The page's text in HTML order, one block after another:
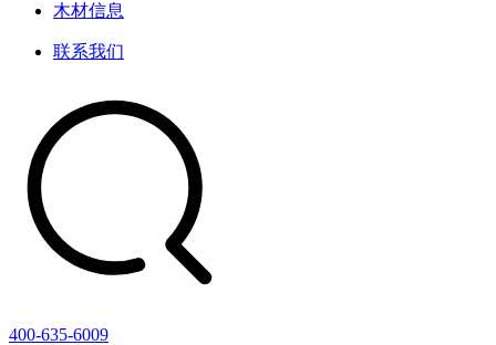
木材信息
联系我们
400-635-6009